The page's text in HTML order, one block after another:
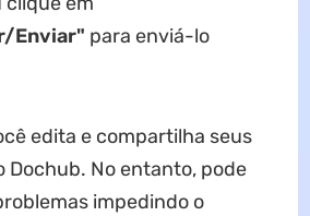
Enviar" para enviá-lo
edita e compartilha seus
Dochub. No entanto, pode
impedindo o